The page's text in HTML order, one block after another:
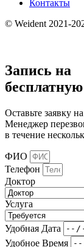
Контакты
© Weident 2021-
Запись на
Оставьте заявку
Менеджер
в течение
ФИО
Телефон
Доктор
Услуга
Удобная Дата
Удобное Время